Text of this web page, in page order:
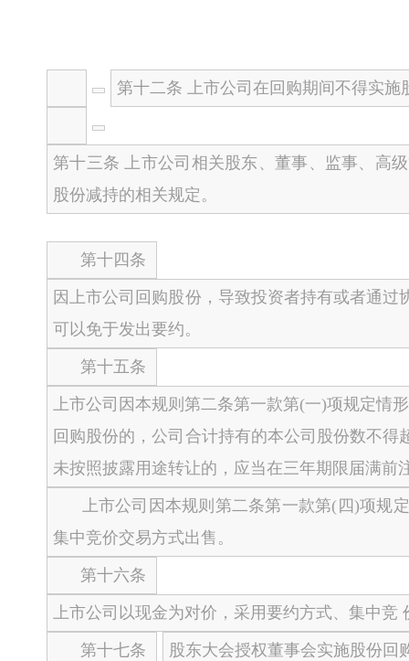
第十二条 上市公司在回购期间不得实
第十三条 上市公司相关股东、董事、监事、高
股份减持的相关规定。
第十四条
因上市公司回购股份，导致投资者持有或者通
可以免于发出要约。
第十五条
上市公司因本规则第二条第一款第(一)项规定情
回购股份的，公司合计持有的本公司股份数不
未按照披露用途转让的，应当在三年期限届满前
上市公司因本规则第二条第一款第(四)项规定
集中竞价交易方式出售。
第十六条
上市公司以现金为对价，采用要约方式、集中
第十七条 股东大会授权董事会实施股份回